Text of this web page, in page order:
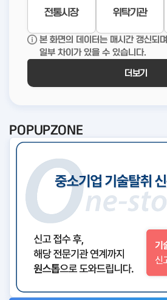
전통시장 위탁기관
본 화면의 데이터는 매시간 갱신되
일부 차이가 있을 수 있습니다.
더보기
POPUPZONE